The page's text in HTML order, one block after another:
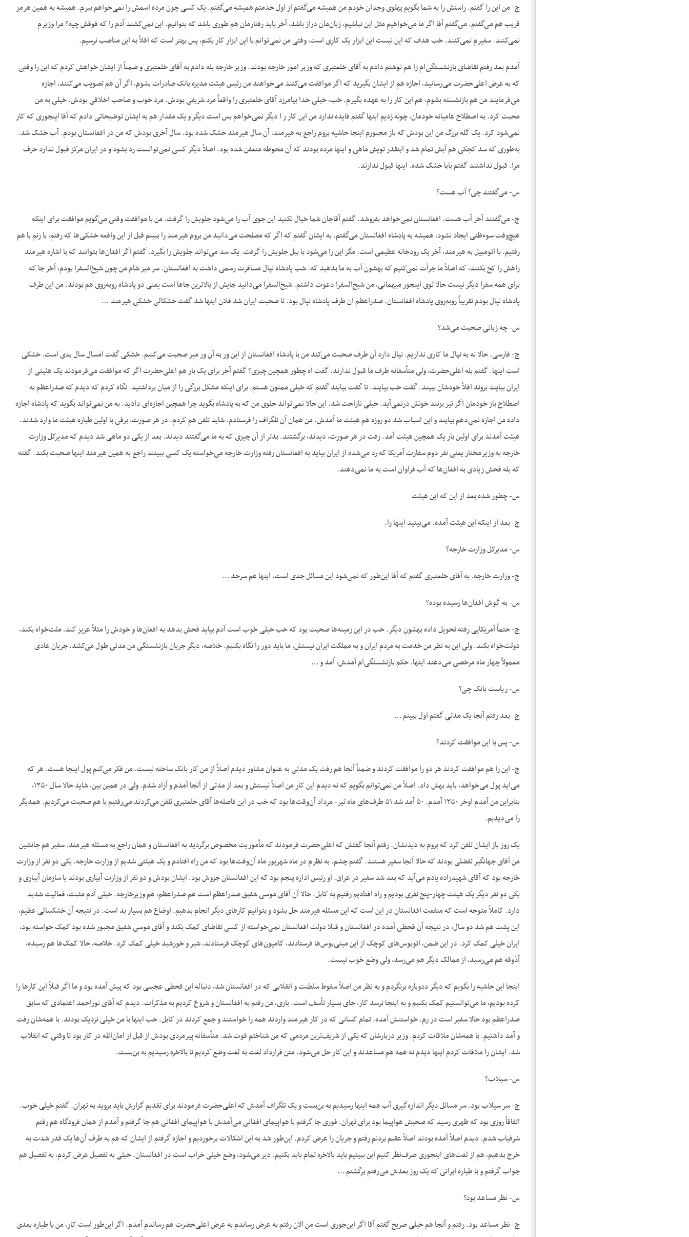
ج- من این را گفتم. راستش را به شما بگویم پهلوی وجدان خودم من همیشه می‌گفتم از اول خدمتم همیشه می‌گفتم. یک کسی چون مرده اسمش را نمی‌خواهم ببرم. همیشه به همین هرمز
قریب هم می‌گفتم. می‌گفتم آقا اگر ما می‌خواهیم مثل این نباشیم، زبان‌مان دراز باشد، آخر باید رفتارمان هم طوری باشد که بتوانیم. این نمی‌کشند آدم را که فوقش چیه؟ مرا وزیرم
نمی‌کنند. سفیرم نمی‌کنند. خب هدف که این نیست این ابزار یک کاری است، وقتی من نمی‌توانم با این ابزار کار بکنم، پس بهتر است که اقلاً به این مناصب نرسیم.
آمدم بعد رفتم تقاضای بازنشستگی‌ام را هم نوشتم دادم به آقای خلعتبری که وزیر امور خارجه بودند. وزیر خارجه بله دادم به آقای خلعتبری و ضمناً از ایشان خواهش کردم که این را وقتی
که به عرض اعلی‌حضرت می‌رسانید، اجازه هم از ایشان بگیرید که اگر موافقت می‌کنند می‌خواهند من رئیس هیئت مدیره بانک صادرات بشوم، اگر آن هم تصویب می‌کنند، اجازه
می‌فرمایند من هم بازنشسته بشوم، هم این کار را به عهده بگیرم. خب، خیلی خدا بیامرزد آقای خلعتبری را واقعاً مرد شریفی بودش. مرد خوب و صاحب اخلاقی بودش. خیلی به من
محبت کرد. به اصطلاح عامیانه خودمان، چونه زدیم اینها گفتم فایده ندارد من این کار ر ا دیگر نمی‌خواهم بس است دیگر و یک مقدار هم به ایشان توضیحاتی دادم که آقا اینجوری که کار
نمی‌شود کرد. یک گله بزرگ من این بودش که باز مجبورم اینجا حاشیه بروم راجع به هیرمند، آن سال هیرمند خشک شده بود. سال آخری بودش که من در افغانستان بودم. آب خشک شد.
به‌طوری که سد کجکی هم آبش تمام شد و اینقدر تویش ماهی و اینها مرده بودند که آن محوطه متعفن شده بود. اصلاً دیگر کسی نمی‌توانست رد بشود و در ایران مرکز قبول ندارد حرف
مرا. قبول نداشتند گفتم بابا خشک شده. اینها قبول ندارند.
س- می‌گفتند چی؟ آب هست؟
ج- می‌گفتند آخر آب هست. افغانستان نمی‌خواهد بفروشد. گفتم آقاجان شما خیال نکنید این جوی آب را می‌شود جلویش را گرفت. من با موافقت وقتی می‌گویم موافقت برای اینکه
هیچ‌وقت سوءظنی ایجاد نشود، همیشه به پادشاه افغانستان می‌گفتم. به ایشان گفتم که اگر که مصلحت می‌دانید من بروم هیرمند را ببینم قبل از این واقعه خشکی‌ها که رفتم، با زنم با هم
رفتیم. با اتومبیل به هیرمند، آخر یک رودخانه عظیمی است. مگر این را می‌شود با بیل جلویش را گرفت. یک سد می‌تواند جلویش را بگیرد. گفتم اگر افغان‌ها بتوانند که با اشاره هیرمند
راهش را کج بکنند، که اصلاً ما جرأت نمی‌کنیم که بهشون آب به ما بدهید که. شب پادشاه نپال مسافرت رسمی داشت به افغانستان. سر میز شام من چون شیخ‌السفرا بودم، آخر جا که
برای همه سفرا دیگر نیست حالا توی اینجور میهمانی، من شیخ‌السفرا دعوت داشتم. شیخ‌السفرا می‌دانید جایش از بالاترین جاها است یعنی دو پادشاه روبه‌روی هم بودند. من این طرف
پادشاه نپال بودم تقریباً روبه‌روی پادشاه افغانستان. صدراعظم ان طرف پادشاه نپال بود. تا صحبت ایران شد فلان اینها شد گفت خشکالی خشکی هیرمند …
س- چه زبانی صحبت می‌شد؟
ج- فارسی. حالا نه به نپال ما کاری نداریم. نپال دارد آن طرف صحبت می‌کند من با پادشاه افغانستان از این ور به آن ور میز صحبت می‌کنیم. خشکی گفت امسال سال بدی است. خشکی
است اینها. گفتم بله اعلی‌حضرت، ولی متأسفانه طرف ما قبول ندارند. گفت اه چطور همچین چیزی؟ گفتم آخر برای یک بار هم اعلی‌حضرت اگر که موافقت می‌فرمودند یک هئیتی از
ایران بیایند بروند اقلاً خودشان ببیند. گفت خب بیایند. تا گفت بیایند گفتم که خیلی ممنون هستم. برای اینکه مشکل بزرگی را از میان برداشتید. نگاه کردم که دیدم که صدراعظم به
اصطلاح باز خودمان اگر تیر بزنند خونش درنمی‌آید. خیلی ناراحت شد. این حالا نمی‌تواند جلوی من که به پادشاه بگوید چرا همچین اجازه‌ای دادید. به من نمی‌تواند بگوید که پادشاه اجازه
داده من اجازه نمی‌دهم بیایند و این اسباب شد دو روزه هم هیئت ما آمدش. من همان آن تلگراف را فرستادم. شاید تلفن هم کردم. در هر صورت، برقی با اولین طیاره هیئت ما وارد شدند.
هیئت آمدند برای اولین بار یک همچین هیئت آمد. رفت در هر صورت، دیدند، برگشتند. بدتر از آن چیزی که به ما می‌گفتند دیدند. بعد از یکی دو ماهی شد دیدم که مدیرکل وزارت
خارجه به وزیرمختار یعنی نفر دوم سفارت آمریکا که رد می‌شده از ایران بیاید به افغانستان رفته وزارت خارجه می‌خواسته یک کسی ببینند راجع به همین هیرمند اینها صحبت بکند. گفته
که بله فحش زیادی به افغان‌ها که آب فراوان است به ما نمی‌دهند.
س- چطور شده بعد از این که این هیئت
ج- بعد از اینکه این هیئت آمده. می‌بینید اینها را.
س- مدیرکل وزارت خارجه؟
ج- وزارت خارجه. به آقای خلعتبری گفتم که آقا این‌طور که نمی‌شود این مسائل جدی است. اینها هم سرحد …
س- به گوش افغان‌ها رسیده بوده؟
ج- حتماً آمریکایی رفته تحویل داده بهشون دیگر. خب در این زمینه‌ها صحبت بود که خب خیلی خوب است آدم بیاید فحش بدهد به افغان‌ها و خودش را مثلاً عزیز کند، ملت‌خواه بکند،
دولت‌خواه بکند. ولی این به نظر من خدمت به مردم ایران و به مملکت ایران نیستش، ما باید دور را نگاه بکنیم. خلاصه، دیگر جریان بازنشستگی من مدتی طول می‌کشد. جریان عادی
معمولاً چهار ماه مرخصی می‌دهند اینها. حکم بازنشستگی‌ام آمدش، آمد و …
س- ریاست بانک چی؟
ج- بعد رفتم آنجا یک مدتی گفتم اول ببینم …
س- پس با این موافقت کردند؟
ج- این را هم موافقت کردند هر دو را موافقت کردند و ضمناً آنجا هم رفت یک مدتی به عنوان مشاور دیدم اصلاً از من کار بانک ساخته نیست. من فکر می‌کنم پول اینجا هست. هر که
می‌اید پول می‌خواهد، باید بهش داد. اصلاً من نمی‌توانم بگویم که نه دیدم این کار من اصلاً نیستش و بعد از مدتی از آنجا آمدم و آزاد شدم. ولی در همین بین، شاید حالا سال ۱۳۵۰،
بنابراین من آمدم اوخر ۱۳۵۰ آمدم. ۵۰ آمد شد ۵۱ طرف‌های ماه تیر- مرداد آن‌وقت‌ها بود که خب در این فاصله‌ها آقای خلعتبری تلفن می‌کردند می‌رفتیم با هم صحبت می‌کردیم. همدیگر
را می‌دیدیم.
یک روز باز ایشان تلفن کرد که بروم به دیدنشان. رفتم آنجا گفتش که اعلی‌حضرت فرمودند که مأموریت مخصوص برگردید به افغانستان و همان راجع به مسئله هیرمند. سفیر هم جانشین
من آقای جهانگیر تفضلی بودند که حالا آنجا سفیر هستند. گفتم چشم. به نظرم در ماه شهریور ماه آن‌وقت‌ها بود که من راه افتادم و یک هیئتی شدیم از وزارت خارجه. یکی دو نفر از وزارت
خارجه بود که آقای شهیدزاده یادم می‌آید که بعد شد سفیر در عراق. او رئیس اداره پنجم بود که این افغانستان جزوش بود. ایشان بودش و دو نفر از وزارت آبیاری بودند یا سازمان آبیاری و
یکی دو نفر دیگر یک هیئت چهار-پنج نفری بودیم و راه افتادیم رفتیم به کابل. حالا آن آقای موسی شفیق صدراعظم است هم صدراعظم، هم وزیرخارجه. خیلی آدم مثبت، فعالیت شدید
دارد. کاملاً متوجه است که منفعت افغانستان در این است که این مسئله هیرمند حل بشود و بتوانیم کارهای دیگر انجام بدهیم. اوضاع هم بسیار بد است. در نتیجه آن خشکسالی عظیم،
این پشت هم شد دو سال، در نتیجه آن قحطی آمده در افغانستان و قبلا دولت افغانستان نمی‌خواسته از کسی تقاضای کمک بکند و آقای موسی شفیق مجبور شده بود کمک خواسته بود،
ایران خیلی کمک کرد. در این ضمن، اتوبوس‌های کوچک از این مینی‌بوس‌ها فرستادند، کامیون‌های کوچک فرستادند، شیر و خورشید خیلی کمک کرد. خلاصه، حالا کمک‌ها هم رسیده،
آذوقه هم می‌رسید، از ممالک دیگر هم می‌رسد، ولی وضع خوب نیست.
اینجا این حاشیه را بگویم که دیگر ددوباره برنگردم و به نظر من اصلاً سقوط سلطنت و انقلابی که در افغانستان شد، دنباله این قحطی عجیبی بود که پیش آمده بود و ما اگر قبلاً این کارها را
کرده بودیم، ما می‌توانستیم کمک بکنیم و به اینجا نرسد کار، جای بسیار تأسف است. باری، من رفتم به افغانستان و شروع کردیم به مذکرات. دیدم که آقای نوراحمد اعتمادی که سابق
صدراعظم بود حالا سفیر است در رم. خواستنش آمده. تمام کسانی که در کار هیرمند واردند همه را خواستند و جمع کردند در کابل. خب اینها با من خیلی نزدیک بودند. با همه‌شان رفت
و آمد داشتیم. با همه‌شان ملاقات کردم. وزیر دربارشان که یکی از شریف‌ترین مردمی که من شناختم فوت شد. متأسفانه پیرمردی بودش از قبل از امان‌الله در کار بود تا وقتی که انقلاب
شد. ایشان را ملاقات کردم اینها دیدم نه همه هم مساعدند و این کار حل می‌شود. متن قرارداد لغت به لغت وضع کردیم تا بالاخره رسیدیم به بن‌بست.
س- سیلاب؟
ج- سر سیلاب بود. سر مسائل دیگر اندازه‌گیری آب همه اینها رسیدیم به بن‌بست و یک تلگراف آمدش که اعلی‌حضرت فرمودند برای تقدیم گزارش باید بروید به تهران. گفتم خیلی خوب.
اتفاقاً روزی بود که ظهری رسید که صحبش هواپیما بود برای تهران. فوری جا گرفتم با هواپیمای افغانی می‌آمدش با هواپیمای افغانی هم جا گرفتم و آمدم از همان فرودگاه هم رفتم
شرفیاب شدم. دیدم اصلاً آمده بودند اصلاً عقبم بردنم رفتم و جریان را عرض کردم. این‌طور شد به این اشکالات برخوردیم و اجازه گرفتم از ایشان که هم به طرف آن‌ها یک قدر شدت به
خرج بدهیم، هم از لغت‌های اینجوری صرف‌نظر کنیم این ببینیم باید بالاخره تمام باید بکنیم. دیر می‌شود، وضع خیلی خراب است در افغانستان. خیلی به تفصیل عرض کردم، به تفصیل هم
جواب گرفتم و با طیاره ایرانی که یک روز بعدش می‌رفتم برگشتم …
س- نظر مساعد بود؟
ج- نظر مساعد بود. رفتم و آنجا هم خیلی صریح گفتم آقا اگر این‌جوری است من الان رفتم به عرض رساندم به عرض اعلی‌حضرت هم رساندم آمدم. اگر این‌طور است کار، من با طیاره بعدی